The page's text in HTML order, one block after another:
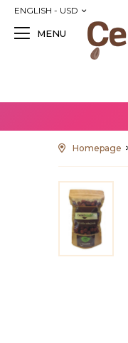
MENU
ENGLISH - USD
Homepage